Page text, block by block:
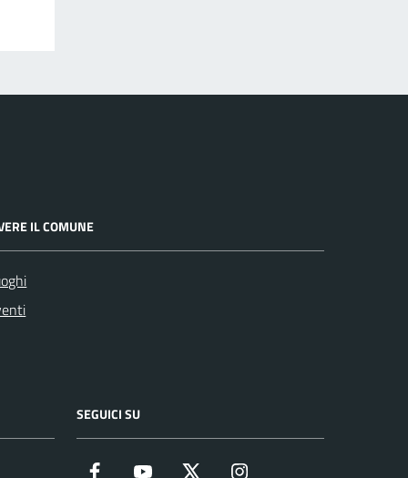
IL COMUNE
SEGUICI SU
Facebook YouTube Twitter